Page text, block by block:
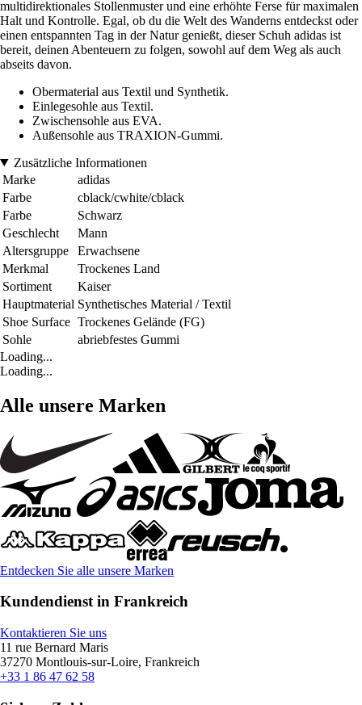
multidirektionales Stollenmuster und eine erhöhte Ferse für maximalen
Halt und Kontrolle. Egal, ob du die Welt des Wanderns entdeckst oder
einen entspannten Tag in der Natur genießt, dieser Schuh adidas ist
bereit, deinen Abenteuern zu folgen, sowohl auf dem Weg als auch
abseits davon.
Obermaterial aus Textil und Synthetik.
Einlegesohle aus Textil.
Zwischensohle aus EVA.
Außensohle aus TRAXION-Gummi.
Zusätzliche Informationen
Marke
adidas
Farbe
cblack/cwhite/cblack
Farbe
Schwarz
Geschlecht
Mann
Altersgruppe
Erwachsene
Merkmal
Trockenes Land
Sortiment
Kaiser
Hauptmaterial Synthetisches Material / Textil
Shoe Surface Trockenes Gelände (FG)
Sohle
abriebfestes Gummi
Loading...
Loading...
Alle unsere Marken
Entdecken Sie alle unsere Marken
Kundendienst in Frankreich
Kontaktieren Sie uns
11 rue Bernard Maris
37270 Montlouis-sur-Loire, Frankreich
+33 1 86 47 62 58